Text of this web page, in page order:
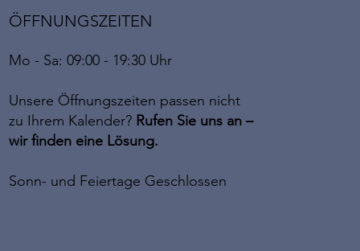
ÖFFNUNGSZEITEN
Mo - Sa: 09:00 - 19:30 Uhr
Unsere Öffnungszeiten passen nicht
zu Ihrem Kalender? Rufen Sie uns an –
wir finden eine Lösung.
Sonn- und Feiertage Geschlossen